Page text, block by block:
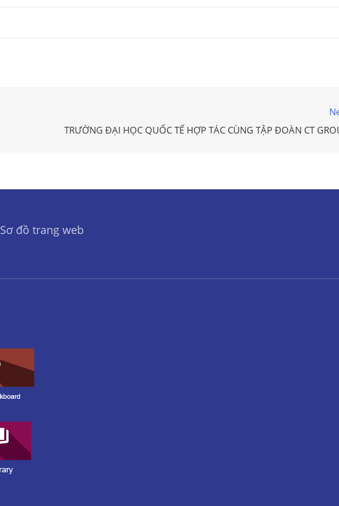
TRƯỜNG ĐẠI HỌC QUỐC TẾ HỢP TÁC CÙNG TẬP ĐOÀN CT
Sơ đồ trang web